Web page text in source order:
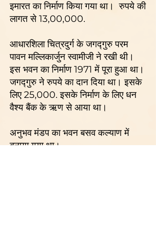
इमारत का निर्माण किया गया था। रुपये की
लागत से 13,00,000.
आधारशिला चित्रदुर्ग के जगद्गुरु परम
पावन मल्लिकार्जुन स्वामीजी ने रखी थी।
इस भवन का निर्माण 1971 में पूरा हुआ था।
जगद्गुरु ने रुपये का दान दिया था। इसके
लिए 25,000. इसके निर्माण के लिए धन
वैश्य बैंक के ऋण से आया था।
अनुभव मंडप का भवन बसव कल्याण में
बनाया गया था।